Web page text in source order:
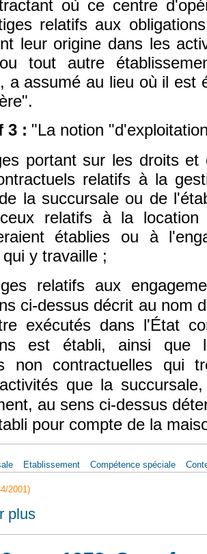
où ce centre
relatifs aux
leur origine dans les
tout autre
a assumé au lieu où il est
".
3 : "La notion
portant sur les droits et
relatifs à la
la succursale ou de
relatifs à la location
établies ou à
y travaille ;
relatifs aux
ci-dessus décrit au nom
exécutés dans l'État
est établi, ainsi que
non contractuelles qui
que la
au sens ci-dessus
pour compte de la
Etablissement Compétence spéciale
2001)
plus